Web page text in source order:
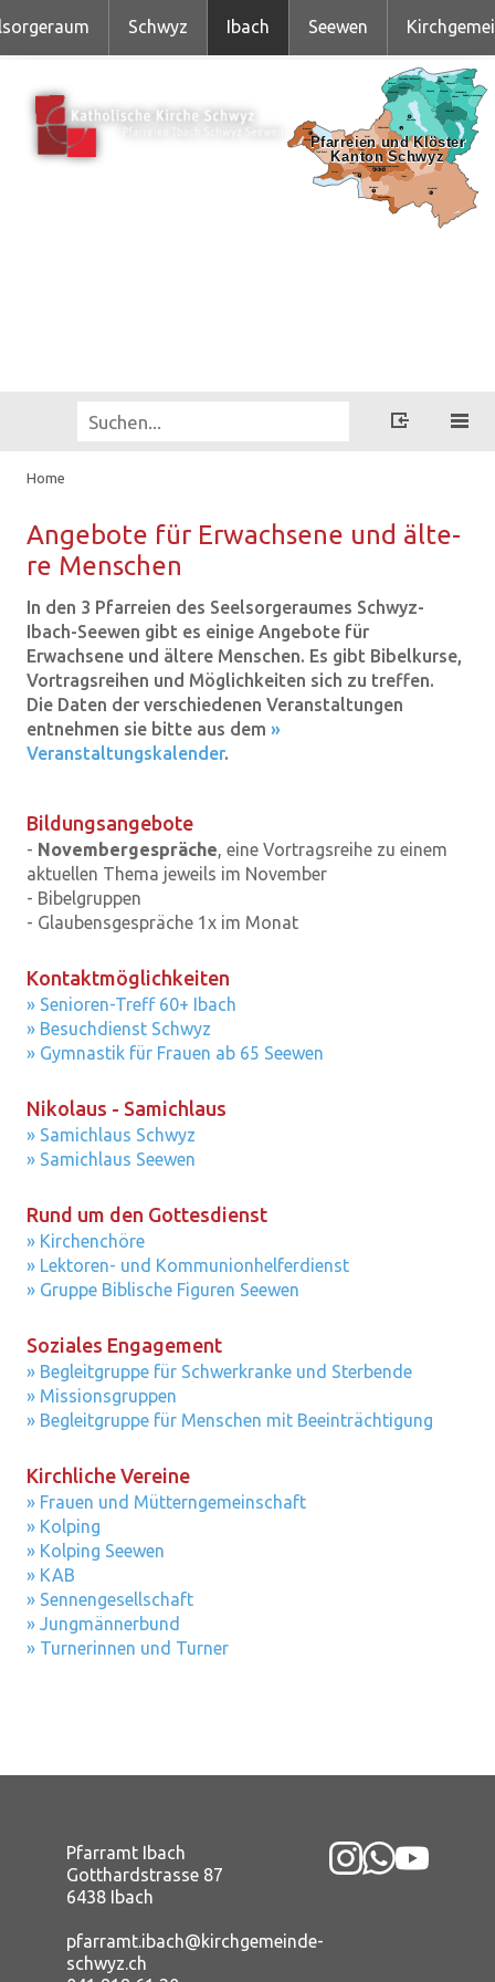
Schwyz Ibach Seewen
Home
An­ge­bo­te für Er­wach­se­ne und äl­te­
re Men­schen
In den 3 Pfarreien des Seelsorgeraumes Schwyz-
Ibach-Seewen gibt es einige Angebote für
Erwachsene und ältere Menschen. Es gibt Bibelkurse,
Vortragsreihen und Möglichkeiten sich zu treffen.
Die Daten der verschiedenen Veranstaltungen
entnehmen sie bitte aus dem »
Veranstaltungskalender.
Bildungsangebote
- Novembergespräche, eine Vortragsreihe zu einem
aktuellen Thema jeweils im November
- Bibelgruppen
- Glaubensgespräche 1x im Monat
Kontaktmöglichkeiten
» Senioren-Treff 60+ Ibach
» Besuchdienst Schwyz
» Gymnastik für Frauen ab 65 Seewen
Nikolaus - Samichlaus
» Samichlaus Schwyz
» Samichlaus Seewen
Rund um den Gottesdienst
» Kirchenchöre
» Lektoren- und Kommunionhelferdienst
» Gruppe Biblische Figuren Seewen
Soziales Engagement
» Begleitgruppe für Schwerkranke und Sterbende
» Missionsgruppen
» Begleitgruppe für Menschen mit Beeinträchtigung
Kirchliche Vereine
» Frauen und Mütterngemeinschaft
» Kolping
» Kolping Seewen
» KAB
» Sennengesellschaft
» Jungmännerbund
» Turnerinnen und Turner
Pfarramt Ibach
Gotthardstrasse 87
6438 Ibach
pfarramt.ibach@kirchgemeinde-
schwyz.ch